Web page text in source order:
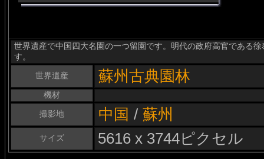
世界遺産で中国四大名園の一つ留園です。明代の政府高官である
す。
世界遺産
蘇州古典園林
機材
撮影地
中国 / 蘇州
サイズ 5616 x 3744ピクセル